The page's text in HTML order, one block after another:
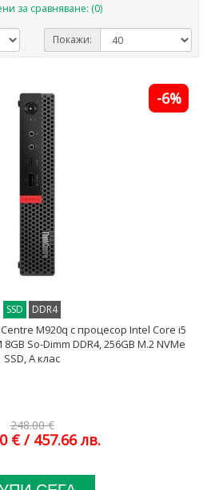
за сравняване: (0)
Покажи:
SSD DDR4
M920q с процесор Intel Core i5
8GB So-Dimm DDR4, 256GB M.2 NVMe
SSD, A клас
248.00 €
€ / 457.66 лв.
-6%